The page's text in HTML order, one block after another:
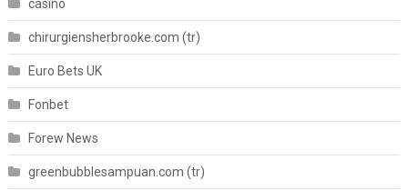
casino
chirurgiensherbrooke.com (tr)
Euro Bets UK
Fonbet
Forew News
greenbubblesampuan.com (tr)